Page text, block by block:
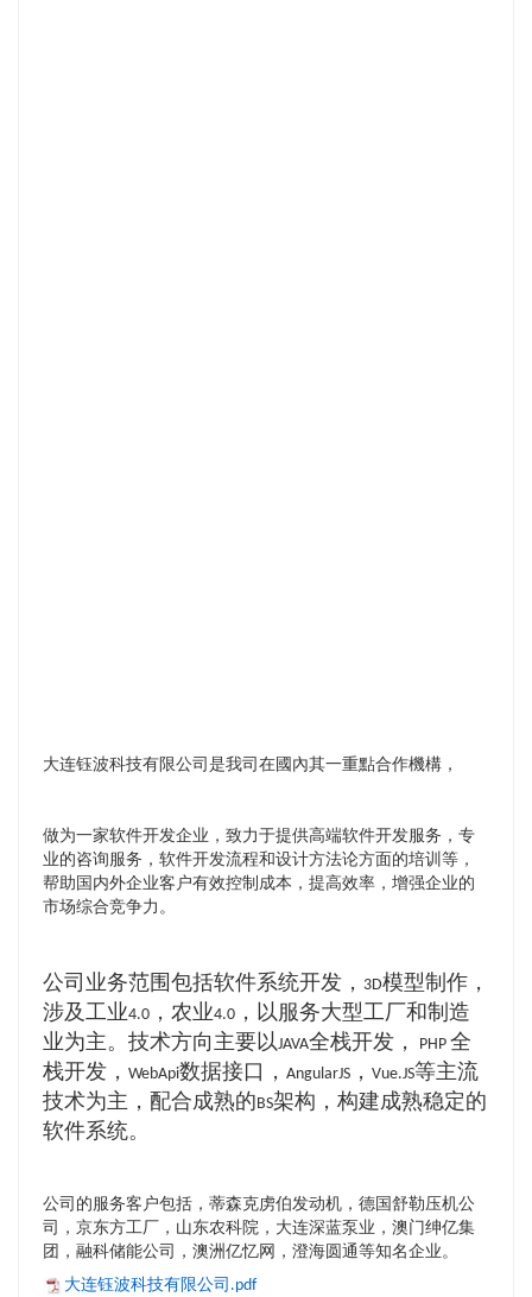
大连钰波科技有限公司是我司在國內其一重點合作機構，
做为一家软件开发企业，致力于提供高端软件开发服务，专
业的咨询服务，软件开发流程和设计方法论方面的培训等，
帮助国内外企业客户有效控制成本，提高效率，增强企业的
市场综合竞争力。
公司业务范围包括软件系统开发， 3D模型制作，
涉及工业4.0 ，农业4.0 ，以服务大型工厂和制造
业为主。技术方向主要以JAVA全栈开发， PHP 全
栈开发， WebApi数据接口， AngularJS ， Vue.JS等主流
技术为主，配合成熟的 BS架构，构建成熟稳定的
软件系统。
公司的服务客户包括，蒂森克虏伯发动机，德国舒勒压机公
司，京东方工厂，山东农科院，大连深蓝泵业，澳门绅亿集
团，融科储能公司，澳洲亿忆网，澄海圆通等知名企业。
大连钰波科技有限公司.pdf